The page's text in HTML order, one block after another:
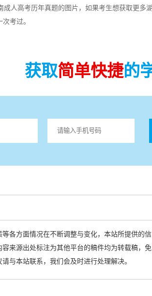
人高考历年真题的图片，如果考生想获取更多
考过。
获取简单快捷的
等各方面情况在不断调整与变化，本站所提供的
容来源出处标注为其他平台的稿件均为转载稿
与本站联系，我们会及时进行处理解决。